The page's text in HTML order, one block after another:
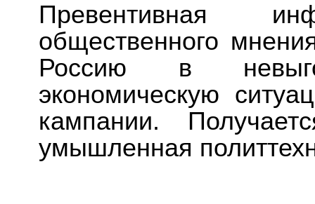
Превентивная
общественного
Россию в
экономическую
кампании.
умышленная